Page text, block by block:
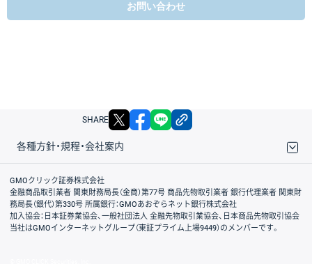
お問い合わせ
SHARE X facebook
各種方針・規程・会社案内
取引規程・約款
サイトマップ
その他のご案内
個人情報保護方針
最良執行方針
サイトのご利用について
ディスクレイマー
信託保全
リスク説明
会社案内
GMOクリック証券株式会社
金融商品取引業者 関東財務局長（金商）第77号 商品先物取引業者 銀行代理業者 関東財
務局長（銀代）第330号 所属銀行：GMOあおぞらネット銀行株式会社
加入協会：日本証券業協会、一般社団法人 金融先物取引業協会、日本商品先物取引協会
当社はGMOインターネットグループ（東証プライム上場9449）のメンバーです。